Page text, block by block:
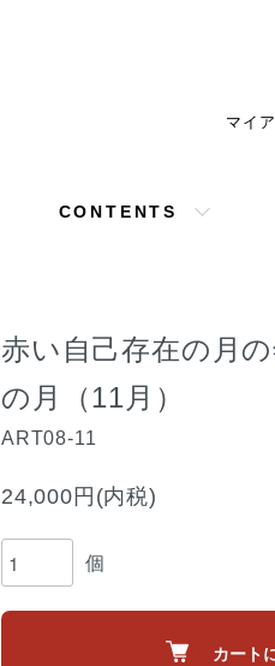
CONTENTS
マイ
赤い自己存在の月
の月（11月）
ART08-11
24,000円(内税)
個
カート